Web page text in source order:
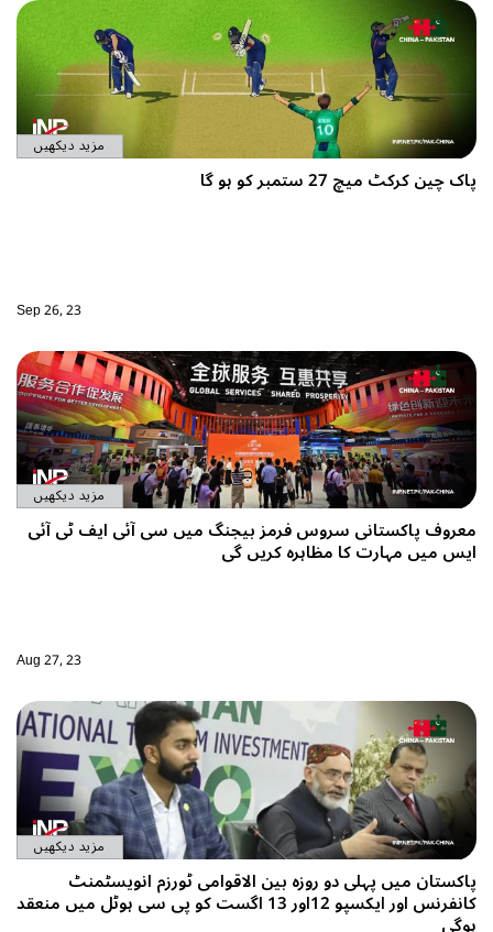
مزید دیکھیں
پاک چین کرکٹ میچ 27 ستمبر کو ہو گا
Sep 26, 23
مزید دیکھیں
معروف پاکستانی سروس فرمز بیجنگ میں سی آئی ایف ٹی آئی
ایس میں مہارت کا مظاہرہ کریں گی
Aug 27, 23
مزید دیکھیں
پاکستان میں پہلی دو روزہ بین الاقوامی ٹورزم انویسٹمنٹ
کانفرنس اور ایکسپو 12اور 13 اگست کو پی سی ہوٹل میں منعقد